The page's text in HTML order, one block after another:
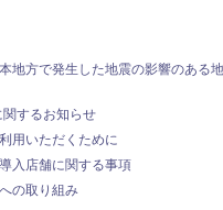
本地方で発生した地震の影響のある
するお知らせ
用いただくために
入店舗に関する事項
の取り組み